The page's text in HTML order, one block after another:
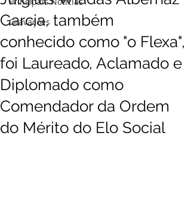
Gravações
Garcia, também
conhecido como "o Flexa",
foi Laureado, Aclamado e
Diplomado como
Comendador da Ordem
do Mérito do Elo Social